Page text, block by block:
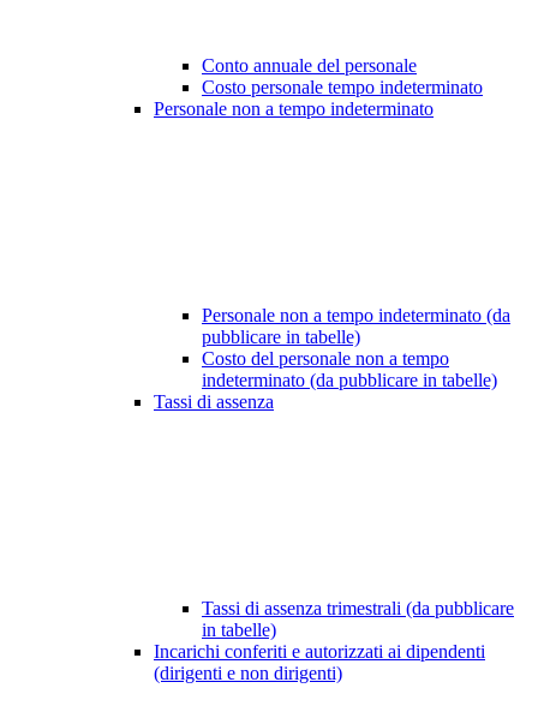
Conto annuale del personale
Costo personale tempo indeterminato
Personale non a tempo indeterminato
Personale non a tempo indeterminato (da
pubblicare in tabelle)
Costo del personale non a tempo
indeterminato (da pubblicare in tabelle)
Tassi di assenza
Tassi di assenza trimestrali (da pubblicare
in tabelle)
Incarichi conferiti e autorizzati ai dipendenti
(dirigenti e non dirigenti)